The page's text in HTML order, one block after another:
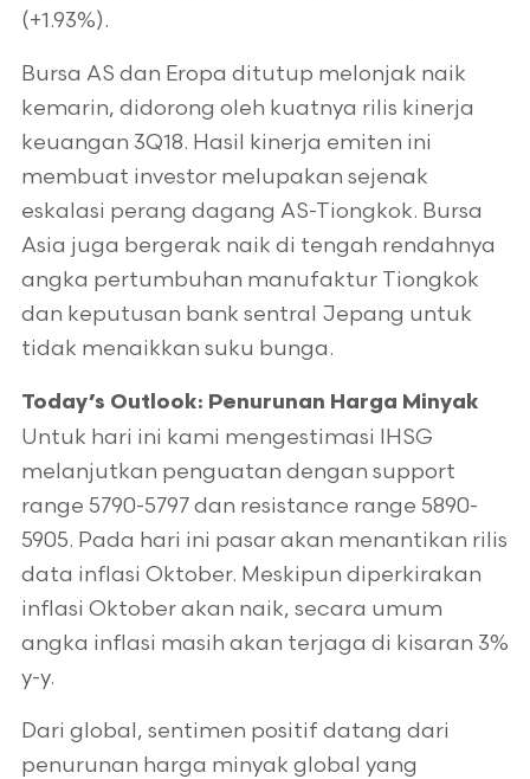
(+1.93%).
Bursa AS dan Eropa ditutup melonjak naik
kemarin, didorong oleh kuatnya rilis kinerja
keuangan 3Q18. Hasil kinerja emiten ini
membuat investor melupakan sejenak
eskalasi perang dagang AS-Tiongkok. Bursa
Asia juga bergerak naik di tengah rendahnya
angka pertumbuhan manufaktur Tiongkok
dan keputusan bank sentral Jepang untuk
tidak menaikkan suku bunga.
Today’s Outlook: Penurunan Harga Minyak
Untuk hari ini kami mengestimasi IHSG
melanjutkan penguatan dengan support
range 5790-5797 dan resistance range 5890-
5905. Pada hari ini pasar akan menantikan rilis
data inflasi Oktober. Meskipun diperkirakan
inflasi Oktober akan naik, secara umum
angka inflasi masih akan terjaga di kisaran 3%
y-y.
Dari global, sentimen positif datang dari
penurunan harga minyak global yang